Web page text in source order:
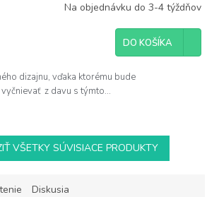
Na objednávku do 3-4 týždňov
DO KOŠÍKA
dizajnu, vďaka ktorému bude
z davu s týmto...
VŠETKY SÚVISIACE PRODUKTY
Diskusia